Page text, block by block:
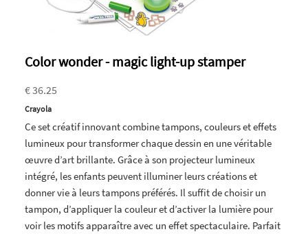
Color wonder - magic light-up stamper
€ 36.25
Crayola
Ce set créatif innovant combine tampons, couleurs et effets
lumineux pour transformer chaque dessin en une véritable
œuvre d’art brillante. Grâce à son projecteur lumineux
intégré, les enfants peuvent illuminer leurs créations et
donner vie à leurs tampons préférés. Il suffit de choisir un
tampon, d’appliquer la couleur et d’activer la lumière pour
voir les motifs apparaître avec un effet spectaculaire. Parfait